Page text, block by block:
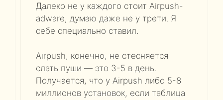
Далеко не у каждого стоит Airpush-
adware, думаю даже не у трети. Я
себе специально ставил.
Airpush, конечно, не стесняется
слать пуши — это 3-5 в день.
Получается, что у Airpush либо 5-8
миллионов установок, если таблица